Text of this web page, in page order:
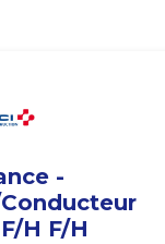
-
H F/H